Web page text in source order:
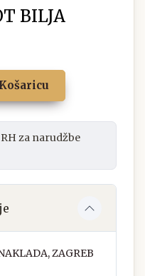
BILJA
za narudžbe
ZAGREB